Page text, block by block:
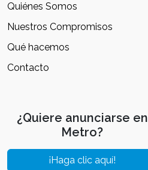
Quiénes Somos
Nuestros Compromisos
Qué hacemos
Contacto
¿Quiere anunciarse en
Metro?
¡Haga clic aquí!